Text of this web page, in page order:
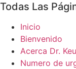
Todas Las
Inicio
Bienvenido
Acerca Dr.
Numero de